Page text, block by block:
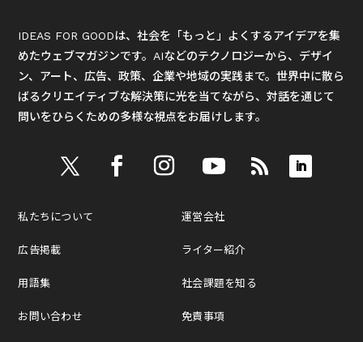
IDEAS FOR GOODは、社会を「もっと」よくするアイデアを集
めたウェブマガジンです。AIなどのテクノロジーから、デザイ
ン、アート、広告、政策、企業や地域の実践まで。世界中に散ら
ばるクリエイティブな解決策に光を当てながら、対話を通じて
問いをひらくための多様な視点をお届けします。
私たちについて
広告掲載
用語集
お問い合わせ
運営会社
ライター紹介
社会課題を知る
免責事項